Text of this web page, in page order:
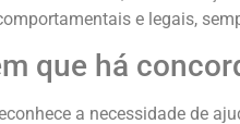
e legais,
que há
a necessidade de